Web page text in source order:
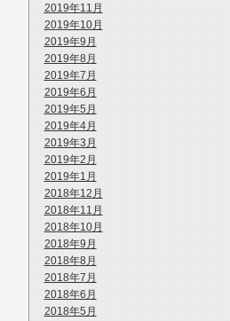
2019年11月
2019年10月
2019年9月
2019年8月
2019年7月
2019年6月
2019年5月
2019年4月
2019年3月
2019年2月
2019年1月
2018年12月
2018年11月
2018年10月
2018年9月
2018年8月
2018年7月
2018年6月
2018年5月